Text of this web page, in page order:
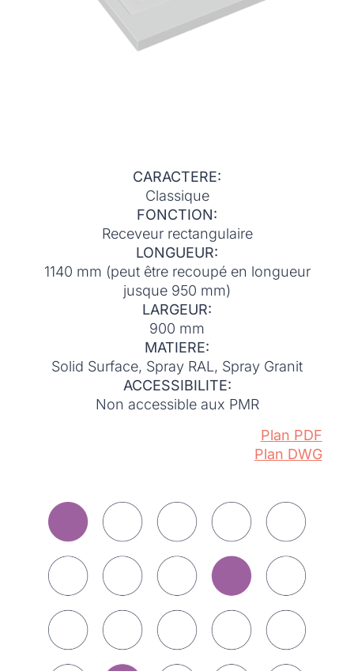
CARACTERE:
Classique
FONCTION:
Receveur rectangulaire
LONGUEUR:
1140 mm (peut être recoupé en longueur
jusque 950 mm)
LARGEUR:
900 mm
MATIERE:
Solid Surface, Spray RAL, Spray Granit
ACCESSIBILITE:
Non accessible aux PMR
Plan PDF
Plan DWG